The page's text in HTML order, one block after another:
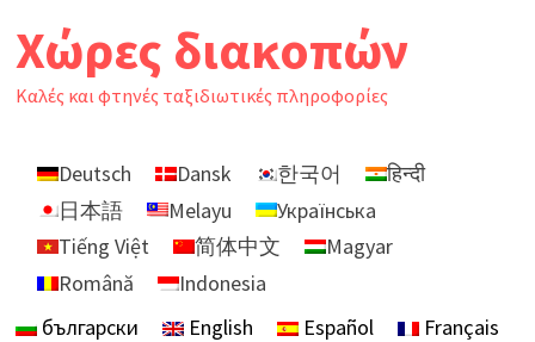
toΧώρες διακοπών
Καλές και φτηνές ταξιδιωτικές πληροφορίες
Deutsch Dansk 한국어
हिन्दी
日本語
Melayu
Українська
Tiếng Việt
简体中文
Magyar
Română
Indonesia
български
English Español
Français